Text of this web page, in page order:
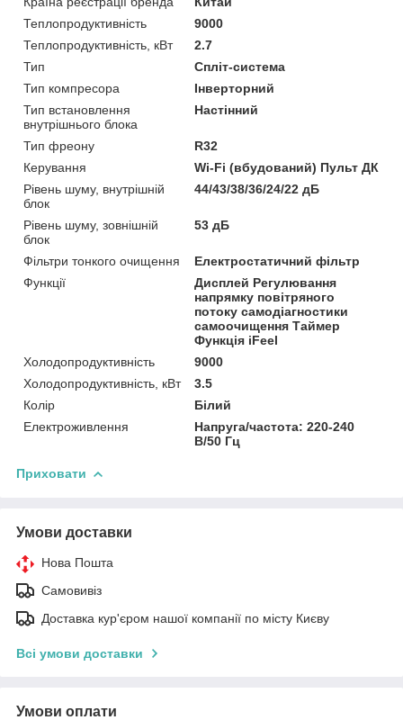
Теплопродуктивність
9000
Теплопродуктивність, кВт
2.7
Тип
Спліт-система
Тип компресора
Інверторний
Тип встановлення
внутрішнього блока
Настінний
Тип фреону
R32
Керування
Wi-Fi (вбудований) Пульт ДК
Рівень шуму, внутрішній
блок
44/43/38/36/24/22 дБ
Рівень шуму, зовнішній
блок
53 дБ
Фільтри тонкого очищення
Електростатичний фільтр
Функції
Дисплей Регулювання
напрямку повітряного
потоку самодіагностики
самоочищення Таймер
Функція iFeel
Холодопродуктивність
9000
Холодопродуктивність, кВт
3.5
Колір
Білий
Електроживлення
Напруга/частота: 220-240
В/50 Гц
Приховати
Умови доставки
Нова Пошта
Самовивіз
Доставка кур'єром нашої компанії по місту Києву
Всі умови доставки
Умови оплати